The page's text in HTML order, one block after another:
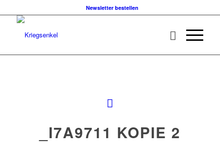
Newsletter bestellen
_I7A9711 KOPIE 2